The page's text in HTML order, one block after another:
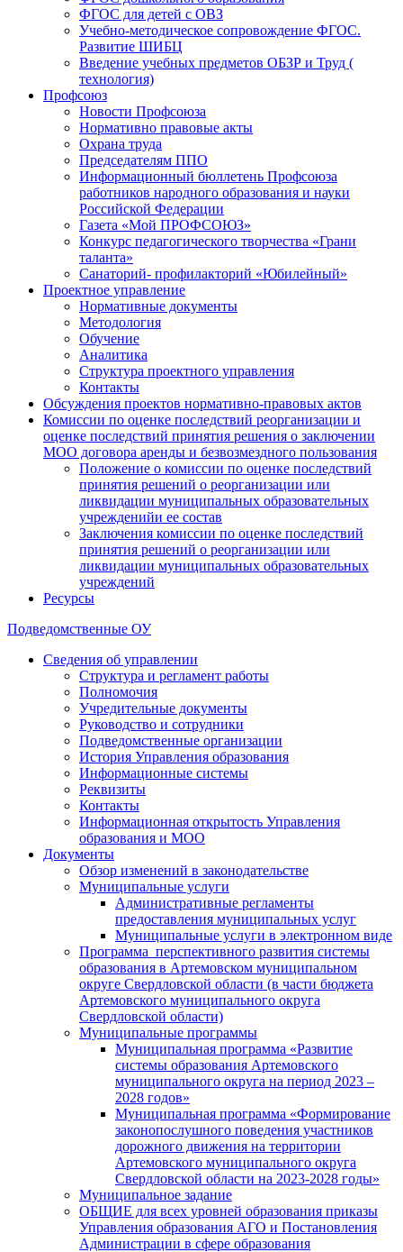
ФГОС для детей с ОВЗ
Учебно-методическое сопровождение ФГОС.
Развитие ШИБЦ
Введение учебных предметов ОБЗР и Труд (
технология)
Профсоюз
Новости Профсоюза
Нормативно правовые акты
Охрана труда
Председателям ППО
Информационный бюллетень Профсоюза
работников народного образования и науки
Российской Федерации
Газета «Мой ПРОФСОЮЗ»
Конкурс педагогического творчества «Грани
таланта»
Санаторий- профилакторий «Юбилейный»
Проектное управление
Нормативные документы
Методология
Обучение
Аналитика
Структура проектного управления
Контакты
Обсуждения проектов нормативно-правовых актов
Комиссии по оценке последствий реорганизации и
оценке последствий принятия решения о заключении
МОО договора аренды и безвозмездного пользования
Положение о комиссии по оценке последствий
принятия решений о реорганизации или
ликвидации муниципальных образовательных
учрежденийи ее состав
Заключения комиссии по оценке последствий
принятия решений о реорганизации или
ликвидации муниципальных образовательных
учреждений
Ресурсы
Подведомственные ОУ
Сведения об управлении
Структура и регламент работы
Полномочия
Учредительные документы
Руководство и сотрудники
Подведомственные организации
История Управления образования
Информационные системы
Реквизиты
Контакты
Информационная открытость Управления
образования и МОО
Документы
Обзор изменений в законодательстве
Муниципальные услуги
Административные регламенты
предоставления муниципальных услуг
Муниципальные услуги в электронном виде
Программа перспективного развития системы
образования в Артемовском муниципальном
округе Свердловской области (в части бюджета
Артемовского муниципального округа
Свердловской области)
Муниципальные программы
Муниципальная программа «Развитие
системы образования Артемовского
муниципального округа на период 2023 –
2028 годов»
Муниципальная программа «Формирование
законопослушного поведения участников
дорожного движения на территории
Артемовского муниципального округа
Свердловской области на 2023-2028 годы»
Муниципальное задание
ОБЩИЕ для всех уровней образования приказы
Управления образования АГО и Постановления
Администрации в сфере образования